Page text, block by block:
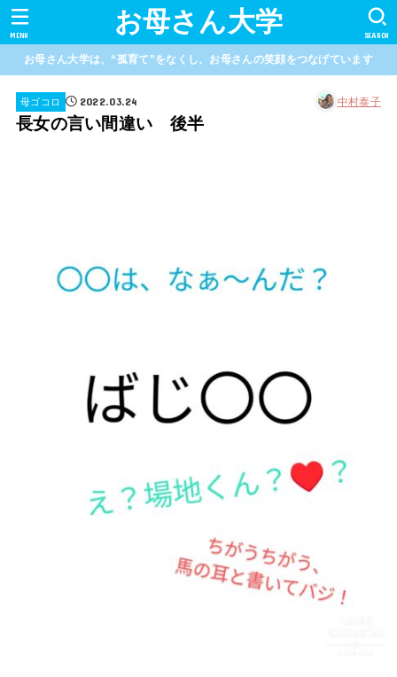
お母さん大学 SEARCH
MENU
お母さん大学は、“孤育て”をなくし、お母さんの笑顔をつなげています
母ゴコロ 2022.03.24 中村泰子
長女の言い間違い 後半